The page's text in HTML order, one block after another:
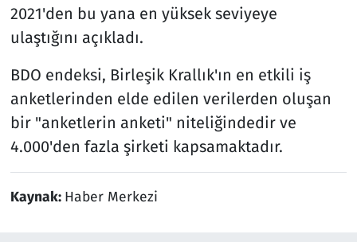
2021'den bu yana en yüksek seviyeye
ulaştığını açıkladı.
BDO endeksi, Birleşik Krallık'ın en etkili iş
anketlerinden elde edilen verilerden oluşan
bir "anketlerin anketi" niteliğindedir ve
4.000'den fazla şirketi kapsamaktadır.
Kaynak: Haber Merkezi